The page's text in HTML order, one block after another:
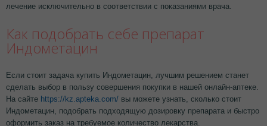
лечение исключительно в соответствии с показаниями врача.
Как подобрать себе препарат
Индометацин
Если стоит задача купить Индометацин, лучшим решением станет
сделать выбор в пользу совершения покупки в нашей онлайн-аптеке.
На сайте https://kz.apteka.com/ вы можете узнать, сколько стоит
Индометацин, подобрать подходящую дозировку препарата и быстро
оформить заказ на требуемое количество лекарства.